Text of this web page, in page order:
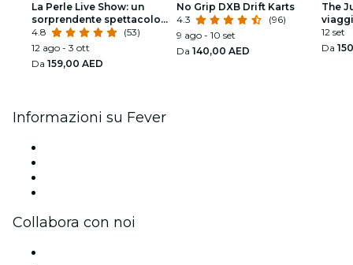
La Perle Live Show: un
sorprendente spettacolo
subacqueo e aereo
4.8
(53)
12 ago - 3 ott
Da 159,00 AED
No Grip DXB Drift Karts
4.3
(96)
9 ago - 10 set
Da 140,00 AED
The
12 set
Da
Informazioni su Fever
Collabora con noi